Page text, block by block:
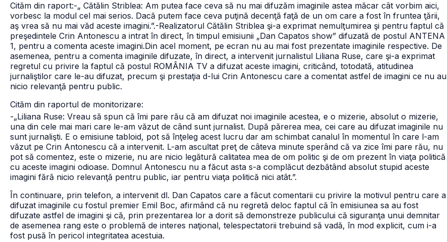
Cităm din raport:-„ Cătălin Striblea: Am putea face ceva să nu mai difuzăm imaginile astea măcar cât vorbim aici,
vorbesc la modul cel mai serios. Dacă putem face ceva puţină decenţă faţă de un om care a fost în fruntea ţării,
aş vrea să nu mai văd aceste imagini.”.-Realizatorul Cătălin Striblea şi-a exprimat nemulţumirea şi pentru faptul că
preşedintele Crin Antonescu a intrat în direct, în timpul emisiunii „Dan Capatos show” difuzată de postul ANTENA
1, pentru a comenta aceste imagini.Din acel moment, pe ecran nu au mai fost prezentate imaginile respective. De
asemenea, pentru a comenta imaginile difuzate, în direct, a intervenit jurnalistul Liliana Ruse, care şi-a exprimat
regretul cu privire la faptul că postul ROMÂNIA TV a difuzat aceste imagini, criticând, totodată, atitudinea
jurnaliştilor care le-au difuzat, precum şi prestaţia d-lui Crin Antonescu care a comentat astfel de imagini ce nu au
nicio relevanţă pentru public.
Cităm din raportul de monitorizare:
-„Liliana Ruse: Vreau să spun că îmi pare rău că am difuzat noi imaginile acestea, e o mizerie, absolut o mizerie,
una din cele mai mari care le-am văzut de când sunt jurnalist. După părerea mea, cei care au difuzat imaginile nu
sunt jurnalişti. E o emisiune tabloid, pot să înţeleg acest lucru dar am schimbat canalul în momentul în care l-am
văzut pe Crin Antonescu că a intervenit. L-am ascultat preţ de câteva minute sperând că va zice îmi pare rău, nu
pot să comentez, este o mizerie, nu are nicio legătură calitatea mea de om politic şi de om prezent în viaţa politică
cu aceste imagini odioase. Domnul Antonescu nu a făcut asta s-a complăcut dezbătând absolut stupid aceste
imagini fără nicio relevanţă pentru public, iar pentru viaţa politică nici atât.”.
În continuare, prin telefon, a intervenit dl. Dan Capatos care a făcut comentarii cu privire la motivul pentru care a
difuzat imaginile cu fostul premier Emil Boc, afirmând că nu regretă deloc faptul că în emisiunea sa au fost
difuzate astfel de imagini şi că, prin prezentarea lor a dorit să demonstreze publicului că siguranţa unui demnitar
de asemenea rang este o problemă de interes naţional, telespectatorii trebuind să vadă, în mod explicit, cum i-a
fost pusă în pericol integritatea acestuia.